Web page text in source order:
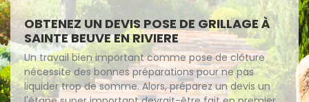
OBTENEZ UN DEVIS POSE DE GRILLAGE À
SAINTE BEUVE EN RIVIERE
Un travail bien important comme pose de clôture
nécessite des bonnes préparations pour ne pas
liquider trop de somme. Alors, préparez un devis un